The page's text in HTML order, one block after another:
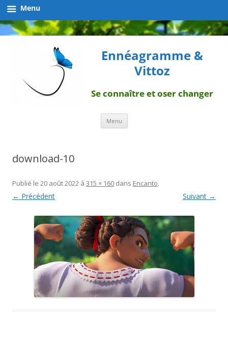
Ennéagramme &
Vittoz
Se connaître et oser changer
Menu Aller
contenu
download-10
Publié le 20 août 2022 à 315 × 160 dans Encanto.
← Précédent Suivant →
Menu